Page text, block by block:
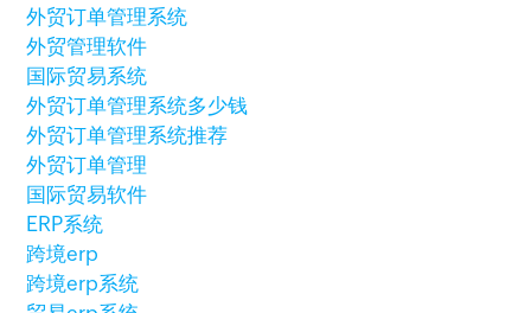
外贸订单管理系统
外贸管理软件
国际贸易系统
外贸订单管理系统多少钱
外贸订单管理系统推荐
外贸订单管理
国际贸易软件
ERP系统
跨境erp
跨境erp系统